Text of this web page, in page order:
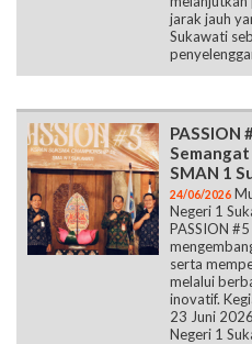
jarak jauh
Sukawati
PASSION
SMAN 1
24/06/2026
Negeri 1
PASSION
serta
melalui
inovatif.
23 Juni
Negeri 1